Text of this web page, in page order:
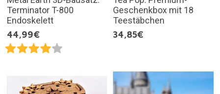
Terminator T-800
Endoskelett
44,99€
Geschenkbox mit 18
Teestäbchen
34,85€